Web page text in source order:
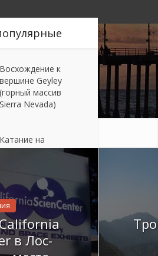
в Лос-
Восхождение к
вершине Geyley
(горный массив
Sierra Nevada)
Катание на
лошадях по долине
Калифорнии
Аквапарк Knott’s
Soak City